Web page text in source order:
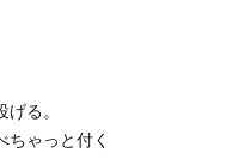
る。
ちゃっと付く